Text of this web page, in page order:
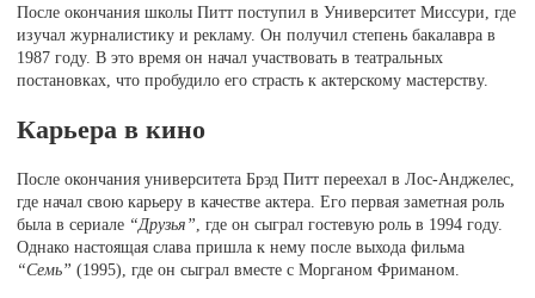
После окончания школы Питт поступил в Университет Миссури, где
изучал журналистику и рекламу. Он получил степень бакалавра в
1987 году. В это время он начал участвовать в театральных
постановках, что пробудило его страсть к актерскому мастерству.
Карьера в кино
После окончания университета Брэд Питт переехал в Лос-Анджелес,
где начал свою карьеру в качестве актера. Его первая заметная роль
была в сериале “Друзья”, где он сыграл гостевую роль в 1994 году.
Однако настоящая слава пришла к нему после выхода фильма
“Семь” (1995), где он сыграл вместе с Морганом Фриманом.